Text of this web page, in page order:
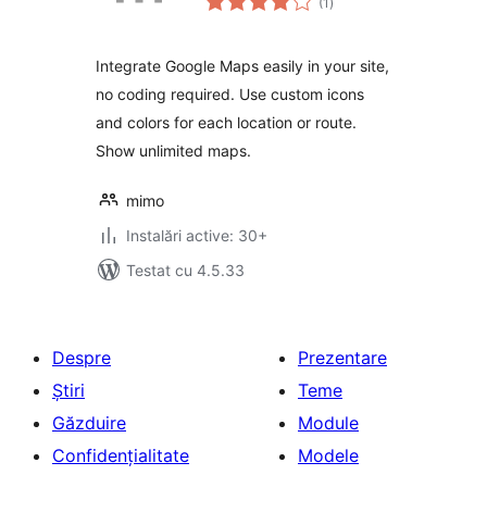
aprecieri
Integrate Google Maps easily in your site,
no coding required. Use custom icons
and colors for each location or route.
Show unlimited maps.
mimo
Instalări active: 30+
Testat cu 4.5.33
Despre
Știri
Găzduire
Confidențialitate
Prezentare
Teme
Module
Modele